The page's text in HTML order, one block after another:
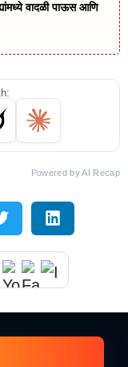
वादळी पाऊस आणि
Powered by AI Recap